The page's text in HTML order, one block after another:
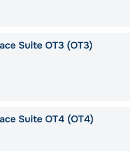
Suite OT3 (OT3)
Suite OT4 (OT4)